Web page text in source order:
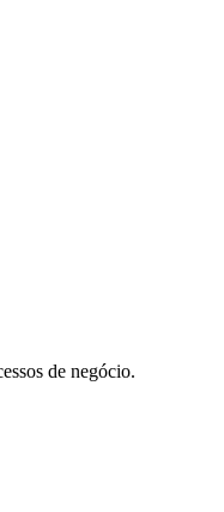
de negócio.